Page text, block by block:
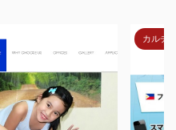
カルチ